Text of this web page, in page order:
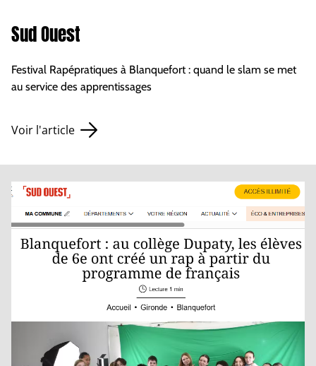
Sud Ouest
Festival Rapépratiques à Blanquefort : quand le slam se met
au service des apprentissages
Voir l'article